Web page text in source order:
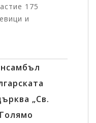
175
и
„Св.